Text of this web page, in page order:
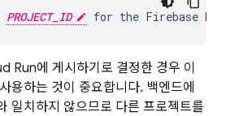
PROJECT_ID
Run에 게시하기로 결정한 경우 이
용하는 것이 중요합니다. 백엔드에
일치하지 않으므로 다른 프로젝트를